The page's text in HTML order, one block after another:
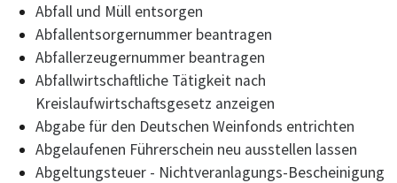
Abfall und Müll entsorgen
Abfallentsorgernummer beantragen
Abfallerzeugernummer beantragen
Abfallwirtschaftliche Tätigkeit nach
Kreislaufwirtschaftsgesetz anzeigen
Abgabe für den Deutschen Weinfonds entrichten
Abgelaufenen Führerschein neu ausstellen lassen
Abgeltungsteuer - Nichtveranlagungs-Bescheinigung